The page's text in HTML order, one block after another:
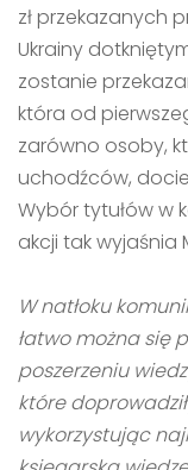
zł przekazanych
Ukrainy
zostanie
która od
zarówno osoby,
uchodźców,
Wybór tytułów w
akcji tak wyjaśnia
W natłoku
łatwo można się
poszerzeniu
które
wykorzystując